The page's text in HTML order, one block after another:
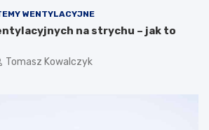
WENTYLACYJNE
na strychu – jak to
Tomasz Kowalczyk